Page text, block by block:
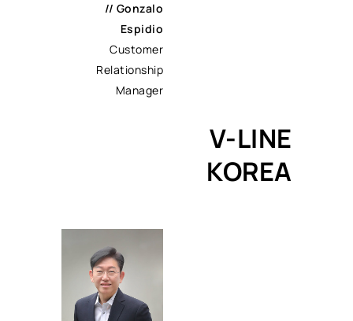
// Gonzalo
Espidio
Customer
Relationship
Manager
V-LINE
KOREA